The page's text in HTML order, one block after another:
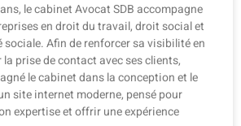
le cabinet Avocat SDB accompagne
en droit du travail, droit social et
Afin de renforcer sa visibilité en
prise de contact avec ses clients,
le cabinet dans la conception et le
site internet moderne, pensé pour
expertise et offrir une expérience